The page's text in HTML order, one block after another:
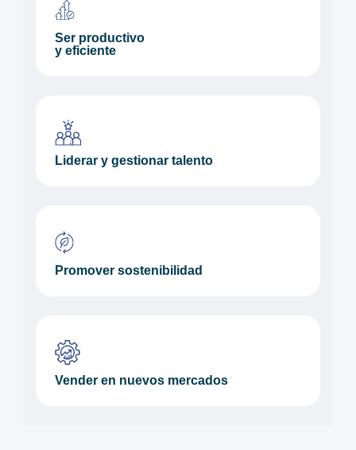
Ser productivo
y eficiente
Liderar y gestionar talento
Promover sostenibilidad
Vender en nuevos mercados